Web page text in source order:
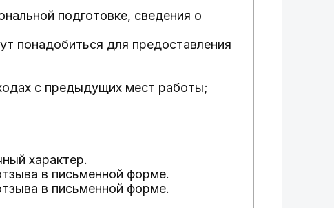
подготовке, сведения о
понадобиться для предоставления
с предыдущих мест работы;
характер.
в письменной форме.
в письменной форме.